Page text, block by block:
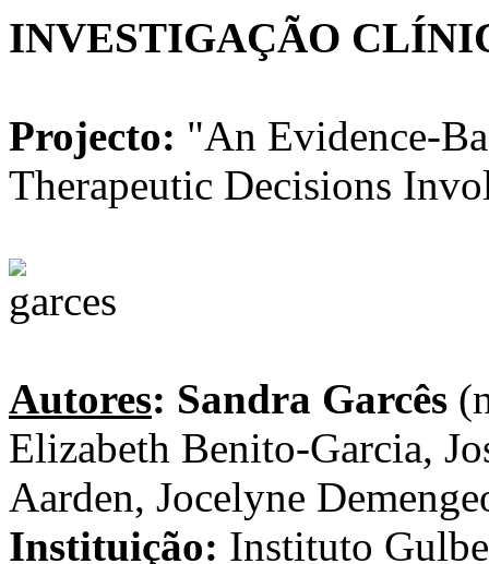
INVESTIGAÇÃO
Projecto: "An Evidence-
Therapeutic Decisions
Autores: Sandra Garcês
Elizabeth Benito-Garcia,
Aarden, Jocelyne
Instituição: Instituto